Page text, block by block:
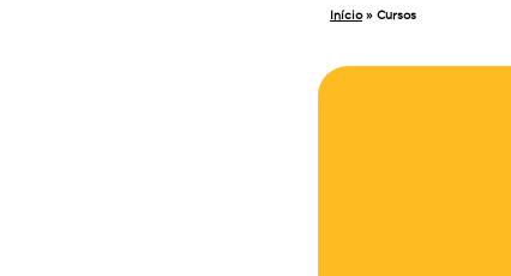
Início» Cursos